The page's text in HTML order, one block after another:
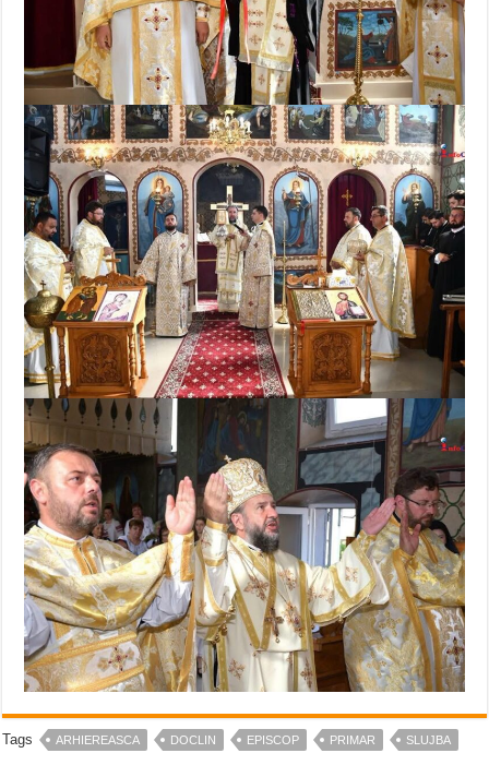
Tags ARHIEREASCA DOCLIN EPISCOP PRIMAR SLUJBA